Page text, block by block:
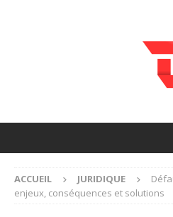
ACCUEIL JURIDIQUE
enjeux, conséquences et solutions